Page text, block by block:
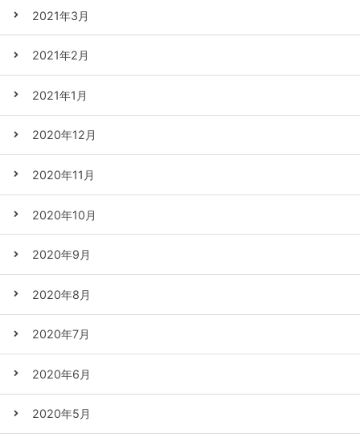
2021年3月
2021年2月
2021年1月
2020年12月
2020年11月
2020年10月
2020年9月
2020年8月
2020年7月
2020年6月
2020年5月